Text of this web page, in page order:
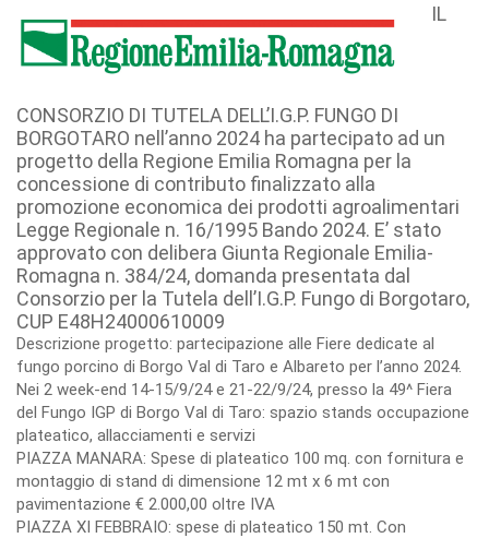
IL
CONSORZIO DI TUTELA DELL’I.G.P. FUNGO DI
BORGOTARO nell’anno 2024 ha partecipato ad un
progetto della Regione Emilia Romagna per la
concessione di contributo finalizzato alla
promozione economica dei prodotti agroalimentari
Legge Regionale n. 16/1995 Bando 2024. E’ stato
approvato con delibera Giunta Regionale Emilia-
Romagna n. 384/24, domanda presentata dal
Consorzio per la Tutela dell’I.G.P. Fungo di Borgotaro,
CUP E48H24000610009
Descrizione progetto: partecipazione alle Fiere dedicate al
fungo porcino di Borgo Val di Taro e Albareto per l’anno 2024.
Nei 2 week-end 14-15/9/24 e 21-22/9/24, presso la 49^ Fiera
del Fungo IGP di Borgo Val di Taro: spazio stands occupazione
plateatico, allacciamenti e servizi
PIAZZA MANARA: Spese di plateatico 100 mq. con fornitura e
montaggio di stand di dimensione 12 mt x 6 mt con
pavimentazione € 2.000,00 oltre IVA
PIAZZA XI FEBBRAIO: spese di plateatico 150 mt. Con